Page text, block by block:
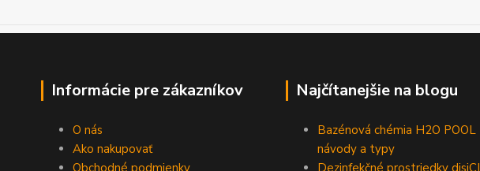
Informácie pre zákazníkov
O nás
Ako nakupovať
Obchodné podmienky
Najčítanejšie na blogu
Bazénová chémia H2O POOL
návody a typy
Dezinfekčné prostriedky